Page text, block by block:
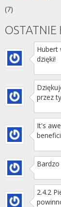
(7)
OSTATNIE
Hubert
dzięki!
przez
It's
2.4.2